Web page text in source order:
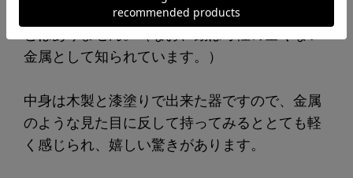
で磨いていますので、金属粉が剥がれてくるこ
金属として知られています。）
中身は木製と漆塗りで出来た器ですので、金属
のような見た目に反して持ってみるととても軽
く感じられ、嬉しい驚きがあります。